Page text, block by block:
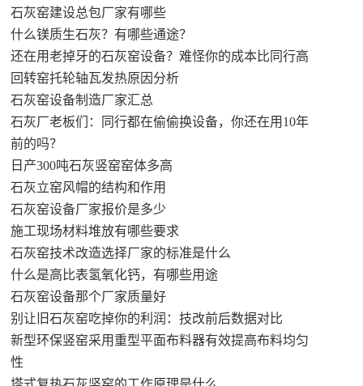
石灰窑建设总包厂家有哪些
什么镁质生石灰？有哪些通途？
还在用老掉牙的石灰窑设备？难怪你的成本比同行高
回转窑托轮轴瓦发热原因分析
石灰窑设备制造厂家汇总
石灰厂老板们：同行都在偷偷换设备，你还在用10年
前的吗？
日产300吨石灰竖窑窑体多高
石灰立窑风帽的结构和作用
石灰窑设备厂家报价是多少
施工现场材料堆放有哪些要求
石灰窑技术改造选择厂家的标准是什么
什么是高比表氢氧化钙，有哪些用途
石灰窑设备那个厂家质量好
别让旧石灰窑吃掉你的利润：技改前后数据对比
新型环保竖窑采用重型平面布料器有效提高布料均匀
性